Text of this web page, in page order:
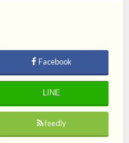
Facebook
LINE
feedly